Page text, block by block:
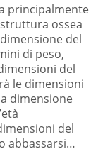
principalmente
ossea
del
di peso,
del
le dimensioni
dimensione
del
abbassarsi…